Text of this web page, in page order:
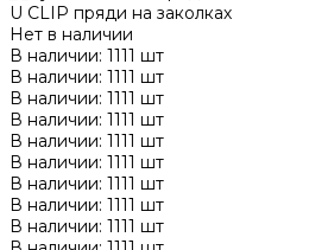
U CLIP пряди на заколках
Нет в наличии
В наличии: 1111 шт
В наличии: 1111 шт
В наличии: 1111 шт
В наличии: 1111 шт
В наличии: 1111 шт
В наличии: 1111 шт
В наличии: 1111 шт
В наличии: 1111 шт
В наличии: 1111 шт